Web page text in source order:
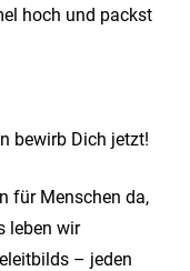
hoch und packst
bewirb Dich jetzt!
für Menschen da,
leben wir
– jeden